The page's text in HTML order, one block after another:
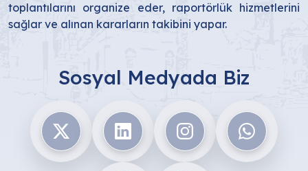
toplantılarını organize eder, raportörlük hizmetlerini
sağlar ve alınan kararların takibini yapar.
Sosyal Medyada Biz